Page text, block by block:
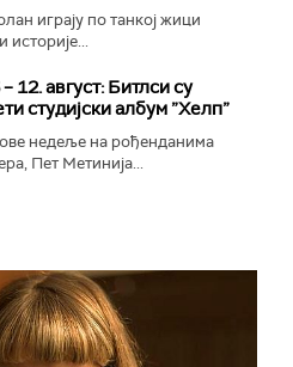
играју по танкој жици
историје...
12. август: Битлси су
студијски албум ”Хелп”
недеље на рођенданима
Пет Метинија...